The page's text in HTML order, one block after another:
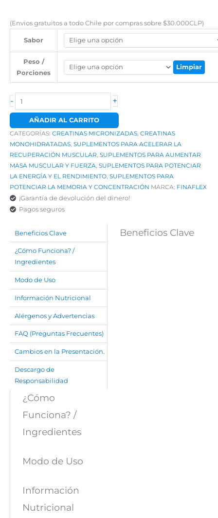
desde
$13.750
hasta
$36.686
(Envios gratuitos a todo Chile por compras sobre $30.000CLP)
Sabor
Peso /
Porciones
Limpiar
- +
AÑADIR AL CARRITO
CATEGORÍAS: CREATINAS MICRONIZADAS, CREATINAS
MONOHIDRATADAS, SUPLEMENTOS PARA ACELERAR LA
RECUPERACIÓN MUSCULAR, SUPLEMENTOS PARA AUMENTAR
MASA MUSCULAR Y FUERZA, SUPLEMENTOS PARA POTENCIAR
LA ENERGÍA Y EL RENDIMIENTO, SUPLEMENTOS PARA
POTENCIAR LA MEMORIA Y CONCENTRACIÓN MARCA: FINAFLEX
¡Garantía de devolución del dinero!
Pagos seguros
Beneficios Clave
¿Cómo Funciona? /
Ingredientes
Modo de Uso
Información Nutricional
Alérgenos y Advertencias
FAQ (Preguntas Frecuentes)
Cambios en la Presentación.
Descargo de
Responsabilidad
Beneficios Clave
¿Cómo
Funciona? /
Ingredientes
Modo de Uso
Información
Nutricional